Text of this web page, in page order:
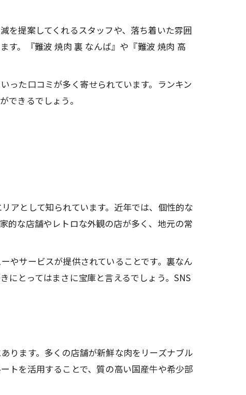
を提案してくれるスタッフや、落ち着いた雰囲
す。『難波 焼肉 裏 なんば』や『難波 焼肉 高
った口コミが多く寄せられています。ランキン
できるでしょう。
アとして知られています。近年では、個性的な
的な店舗やレトロな外観の店が多く、地元の常
やサービスが提供されていることです。裏なん
にとってはまさに宝庫と言えるでしょう。SNS
ります。多くの店舗が新鮮な肉をリーズナブル
トを活用することで、質の高い国産牛や希少部